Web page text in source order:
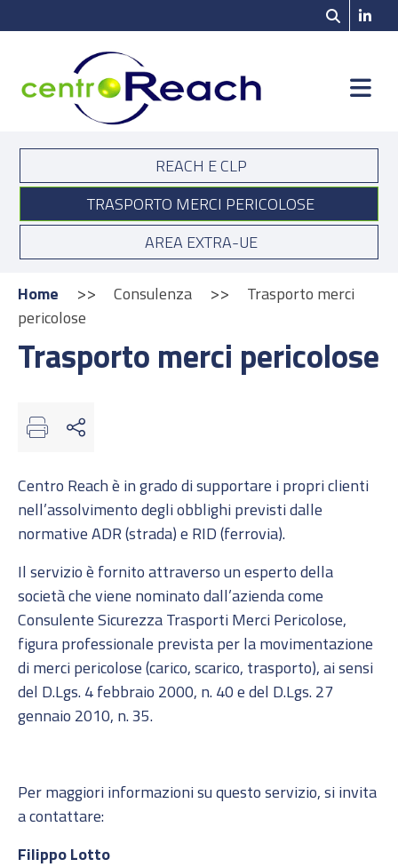
REACH E CLP
TRASPORTO MERCI PERICOLOSE
AREA EXTRA-UE
Home >> Consulenza >>
Trasporto merci
pericolose
Trasporto merci pericolose
Centro Reachè in grado di supportare i propri clienti
nell’assolvimento degli obblighi previsti dalle
normative ADR (strada) e RID (ferrovia).
Il servizio è fornito attraverso un esperto della
società che viene nominato dall’azienda come
Consulente Sicurezza Trasporti Merci Pericolose,
figura professionale prevista per la movimentazione
di merci pericolose (carico, scarico, trasporto), ai sensi
del D.Lgs. 4 febbraio 2000, n. 40 e del D.Lgs. 27
gennaio 2010, n. 35.
Per maggiori informazioni su questo servizio, si invita
a contattare:
Filippo Lotto